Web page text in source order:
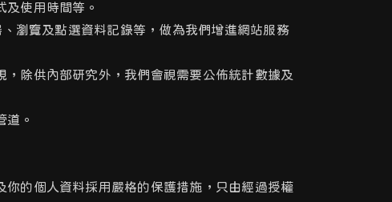
使用時間等。
瀏覽及點選資料記錄等，做為我們增進網站服務
除供內部研究外，我們會視需要公佈統計數據及
道。
的個人資料採用嚴格的保護措施，只由經過授權